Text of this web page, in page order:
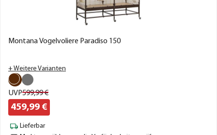
Montana Vogelvoliere Paradiso 150
+ Weitere Varianten
UVP599,99€
459,99 €
Lieferbar